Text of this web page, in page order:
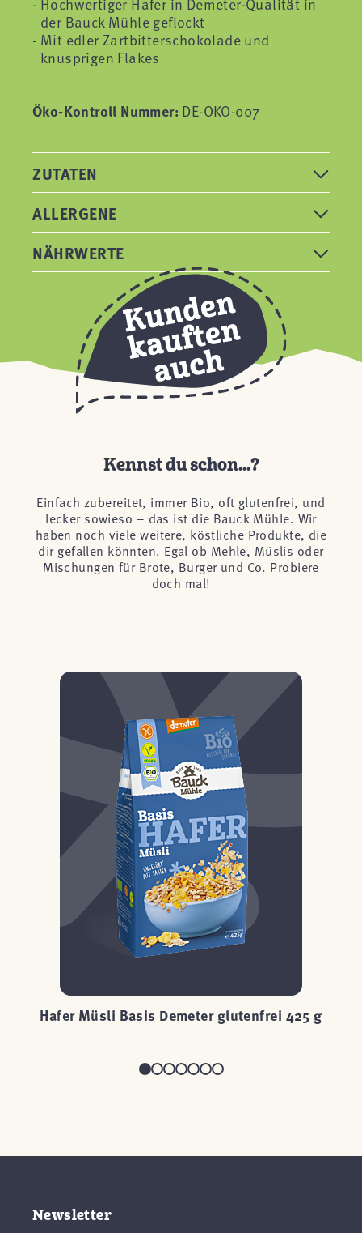
der Bauck Mühle geflockt
Mit edler Zartbitterschokolade und
knusprigen Flakes
Öko-Kontroll Nummer: DE-ÖKO-007
ZUTATEN
ALLERGENE
NÄHRWERTE
Kennst du schon...?
Einfach zubereitet, immer Bio, oft glutenfrei, und
lecker sowieso – das ist die Bauck Mühle. Wir
haben noch viele weitere, köstliche Produkte, die
dir gefallen könnten. Egal ob Mehle, Müslis oder
Mischungen für Brote, Burger und Co. Probiere
doch mal!
Hafer Müsli Basis Demeter glutenfrei 425 g
Newsletter